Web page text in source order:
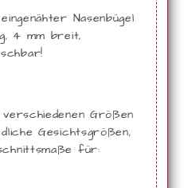
Nasenbügel
4 mm breit,
Größen
Gesichtsgrößen,
für: